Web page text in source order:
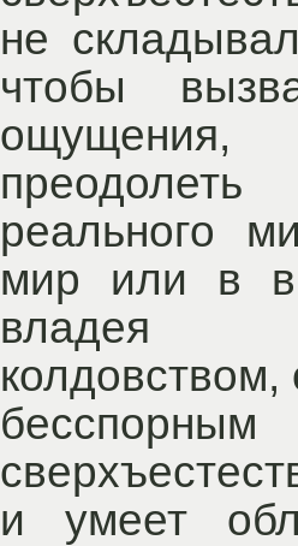
не
чтобы
реального
мир или в
владея
колдовством,
и умеет